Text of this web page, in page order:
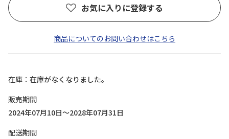
お気に入りに登録する
商品についてのお問い合わせはこちら
在庫
在庫がなくなりました。
販売期間
2024年07月10日～2028年07月31日
配送期間